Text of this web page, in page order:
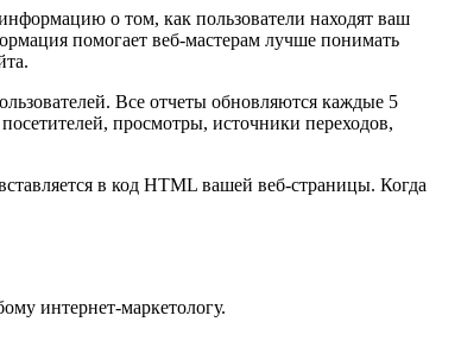
о том, как пользователи находят ваш
помогает веб-мастерам лучше понимать
Все отчеты обновляются каждые 5
просмотры, источники переходов,
в код HTML вашей веб-страницы. Когда
интернет-маркетологу.